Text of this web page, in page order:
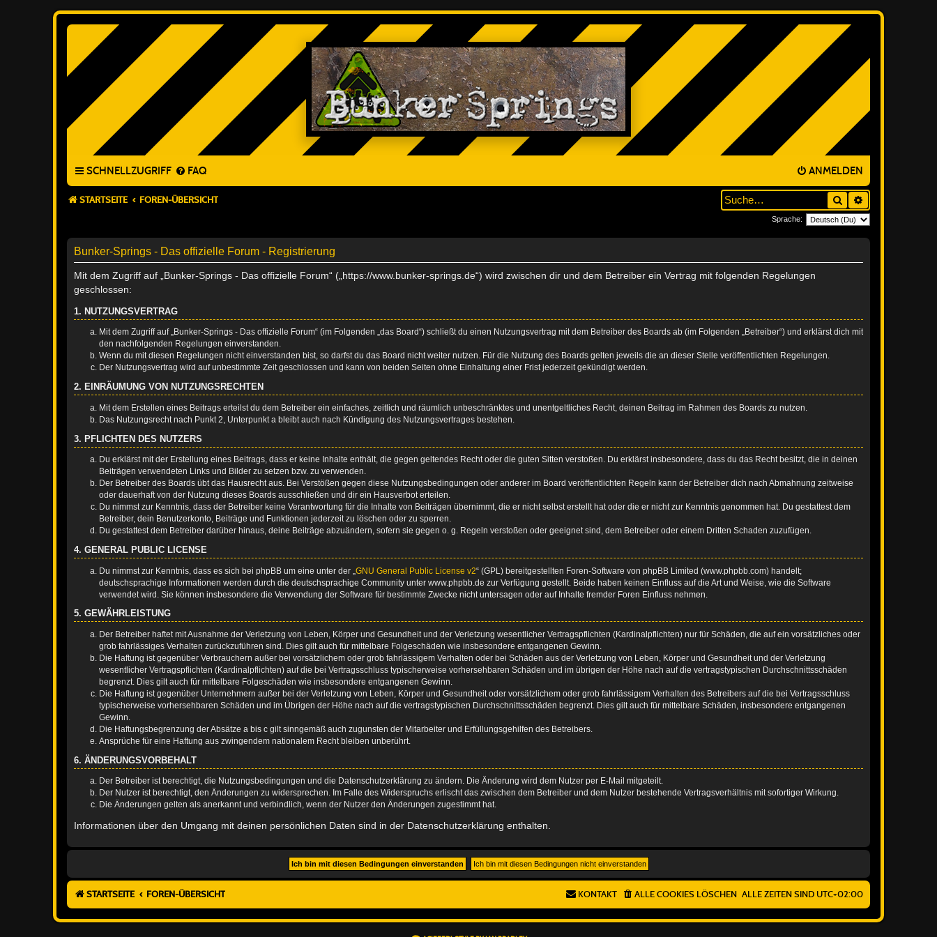
SCHNELLZUGRIFF FAQ ANMELDEN
STARTSEITE FOREN-ÜBERSICHT Suche
Sprache:
Bunker-Springs - Das offizielle Forum - Registrierung
Mit dem Zugriff auf „Bunker-Springs - Das offizielle Forum“ („https://www.bunker-springs.de“) wird zwischen dir und dem Betreiber ein Vertrag mit folgenden Regelungen
geschlossen:
1. NUTZUNGSVERTRAG
Mit dem Zugriff auf „Bunker-Springs - Das offizielle Forum“ (im Folgenden „das Board“) schließt du einen Nutzungsvertrag mit dem Betreiber des Boards ab (im Folgenden „Betreiber“) und erklärst dich mit
den nachfolgenden Regelungen einverstanden.
Wenn du mit diesen Regelungen nicht einverstanden bist, so darfst du das Board nicht weiter nutzen. Für die Nutzung des Boards gelten jeweils die an dieser Stelle veröffentlichten Regelungen.
Der Nutzungsvertrag wird auf unbestimmte Zeit geschlossen und kann von beiden Seiten ohne Einhaltung einer Frist jederzeit gekündigt werden.
2. EINRÄUMUNG VON NUTZUNGSRECHTEN
Mit dem Erstellen eines Beitrags erteilst du dem Betreiber ein einfaches, zeitlich und räumlich unbeschränktes und unentgeltliches Recht, deinen Beitrag im Rahmen des Boards zu nutzen.
Das Nutzungsrecht nach Punkt 2, Unterpunkt a bleibt auch nach Kündigung des Nutzungsvertrages bestehen.
3. PFLICHTEN DES NUTZERS
Du erklärst mit der Erstellung eines Beitrags, dass er keine Inhalte enthält, die gegen geltendes Recht oder die guten Sitten verstoßen. Du erklärst insbesondere, dass du das Recht besitzt, die in deinen
Beiträgen verwendeten Links und Bilder zu setzen bzw. zu verwenden.
Der Betreiber des Boards übt das Hausrecht aus. Bei Verstößen gegen diese Nutzungsbedingungen oder anderer im Board veröffentlichten Regeln kann der Betreiber dich nach Abmahnung zeitweise
oder dauerhaft von der Nutzung dieses Boards ausschließen und dir ein Hausverbot erteilen.
Du nimmst zur Kenntnis, dass der Betreiber keine Verantwortung für die Inhalte von Beiträgen übernimmt, die er nicht selbst erstellt hat oder die er nicht zur Kenntnis genommen hat. Du gestattest dem
Betreiber, dein Benutzerkonto, Beiträge und Funktionen jederzeit zu löschen oder zu sperren.
Du gestattest dem Betreiber darüber hinaus, deine Beiträge abzuändern, sofern sie gegen o. g. Regeln verstoßen oder geeignet sind, dem Betreiber oder einem Dritten Schaden zuzufügen.
4. GENERAL PUBLIC LICENSE
Du nimmst zur Kenntnis, dass es sich bei phpBB um eine unter der „ GNU General Public License v2“ (GPL) bereitgestellten Foren-Software von phpBB Limited (www.phpbb.com) handelt;
deutschsprachige Informationen werden durch die deutschsprachige Community unter www.phpbb.de zur Verfügung gestellt. Beide haben keinen Einfluss auf die Art und Weise, wie die Software
verwendet wird. Sie können insbesondere die Verwendung der Software für bestimmte Zwecke nicht untersagen oder auf Inhalte fremder Foren Einfluss nehmen.
5. GEWÄHRLEISTUNG
Der Betreiber haftet mit Ausnahme der Verletzung von Leben, Körper und Gesundheit und der Verletzung wesentlicher Vertragspflichten (Kardinalpflichten) nur für Schäden, die auf ein vorsätzliches oder
grob fahrlässiges Verhalten zurückzuführen sind. Dies gilt auch für mittelbare Folgeschäden wie insbesondere entgangenen Gewinn.
Die Haftung ist gegenüber Verbrauchern außer bei vorsätzlichem oder grob fahrlässigem Verhalten oder bei Schäden aus der Verletzung von Leben, Körper und Gesundheit und der Verletzung
wesentlicher Vertragspflichten (Kardinalpflichten) auf die bei Vertragsschluss typischerweise vorhersehbaren Schäden und im übrigen der Höhe nach auf die vertragstypischen Durchschnittsschäden
begrenzt. Dies gilt auch für mittelbare Folgeschäden wie insbesondere entgangenen Gewinn.
Die Haftung ist gegenüber Unternehmern außer bei der Verletzung von Leben, Körper und Gesundheit oder vorsätzlichem oder grob fahrlässigem Verhalten des Betreibers auf die bei Vertragsschluss
typischerweise vorhersehbaren Schäden und im Übrigen der Höhe nach auf die vertragstypischen Durchschnittsschäden begrenzt. Dies gilt auch für mittelbare Schäden, insbesondere entgangenen
Gewinn.
Die Haftungsbegrenzung der Absätze a bis c gilt sinngemäß auch zugunsten der Mitarbeiter und Erfüllungsgehilfen des Betreibers.
Ansprüche für eine Haftung aus zwingendem nationalem Recht bleiben unberührt.
6. ÄNDERUNGSVORBEHALT
Der Betreiber ist berechtigt, die Nutzungsbedingungen und die Datenschutzerklärung zu ändern. Die Änderung wird dem Nutzer per E-Mail mitgeteilt.
Der Nutzer ist berechtigt, den Änderungen zu widersprechen. Im Falle des Widerspruchs erlischt das zwischen dem Betreiber und dem Nutzer bestehende Vertragsverhältnis mit sofortiger Wirkung.
Die Änderungen gelten als anerkannt und verbindlich, wenn der Nutzer den Änderungen zugestimmt hat.
Informationen über den Umgang mit deinen persönlichen Daten sind in der Datenschutzerklärung enthalten.
STARTSEITE FOREN-ÜBERSICHT ALLE ZEITEN SIND UTC+02:00
ALLE COOKIES LÖSCHEN
KONTAKT